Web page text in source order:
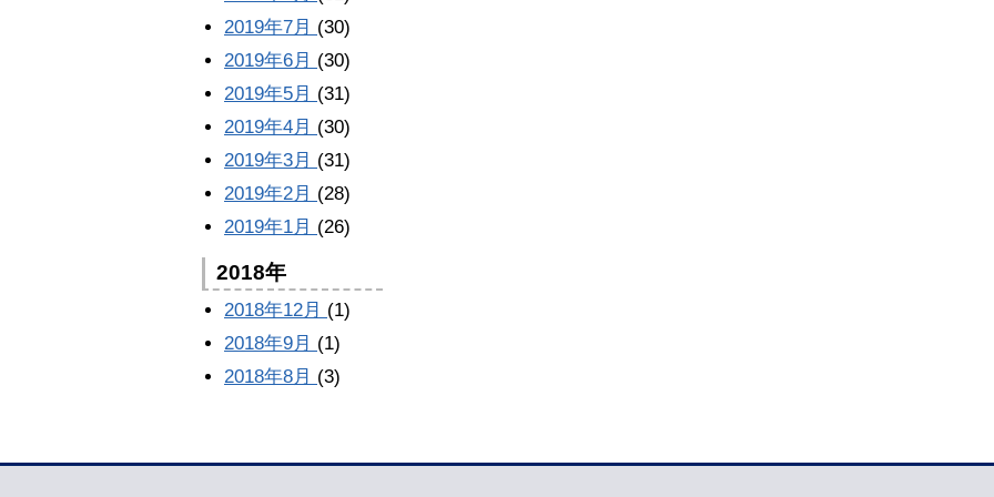
2019年7月 (30)
2019年6月 (30)
2019年5月 (31)
2019年4月 (30)
2019年3月 (31)
2019年2月 (28)
2019年1月 (26)
2018年
2018年12月 (1)
2018年9月 (1)
2018年8月 (3)